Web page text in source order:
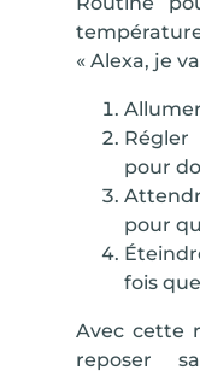
« Alexa, je
pour
pour
fois
Avec cette
reposer